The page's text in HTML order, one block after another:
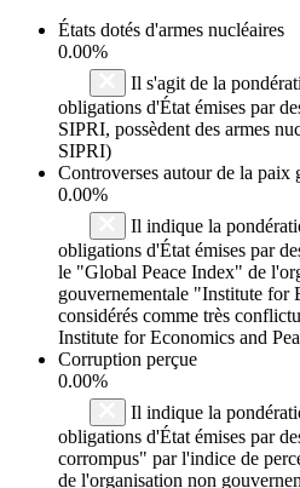
États dotés d'armes nucléaires
0.00%
Il s'agit de la
obligations d'État émises par
SIPRI, possèdent des armes
SIPRI)
Controverses autour de la paix
0.00%
Il indique la
obligations d'État émises par
le "Global Peace Index" de
gouvernementale "Institute for
considérés comme très
Institute for Economics and
Corruption perçue
0.00%
Il indique la
obligations d'État émises par
corrompus" par l'indice de
de l'organisation non